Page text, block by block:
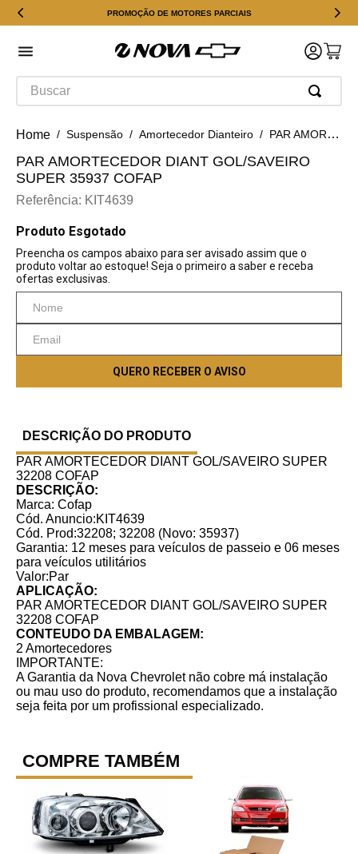
PROMOÇÃO DE MOTORES PARCIAIS
Buscar
Suspensão Amortecedor Dianteiro PAR AMORTECEDOR DIANT GOL/SAVEIRO SUPER 35937 COFAP
PAR AMORTECEDOR DIANT GOL/SAVEIRO
SUPER 35937 COFAP
Referência: KIT4639
DESCRIÇÃO DO PRODUTO
PAR AMORTECEDOR DIANT GOL/SAVEIRO SUPER
32208 COFAP
DESCRIÇÃO:
Marca: Cofap
Cód. Anuncio:KIT4639
Cód. Prod:32208; 32208 (Novo: 35937)
Garantia: 12 meses para veículos de passeio e 06 meses
para veículos utilitários
Valor:Par
APLICAÇÃO:
PAR AMORTECEDOR DIANT GOL/SAVEIRO SUPER
32208 COFAP
CONTEUDO DA EMBALAGEM:
2 Amortecedores
IMPORTANTE:
A Garantia da Nova Chevrolet não cobre má instalação
ou mau uso do produto, recomendamos que a instalação
seja feita por um profissional especializado.
COMPRE TAMBÉM